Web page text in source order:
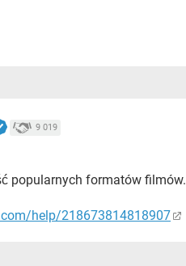
9 019
popularnych formatów filmów.
help/218673814818907